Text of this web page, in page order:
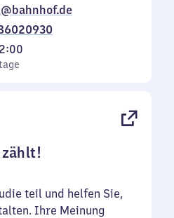
teil und helfen Sie,
Ihre Meinung